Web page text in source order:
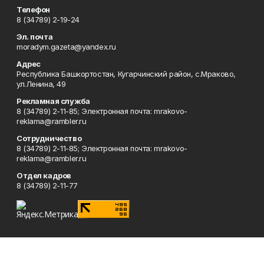
Телефон
8 (34789) 2-19-24
Эл. почта
moradym.gazeta@yandex.ru
Адрес
Республика Башкортостан, Кугарчинский район, с.Мраково,
ул.Ленина, 49
Рекламная служба
8 (34789) 2-11-85; Электронная почта: mrakovo-
reklama@rambler.ru
Сотрудничество
8 (34789) 2-11-85; Электронная почта: mrakovo-
reklama@rambler.ru
Отдел кадров
8 (34789) 2-11-77